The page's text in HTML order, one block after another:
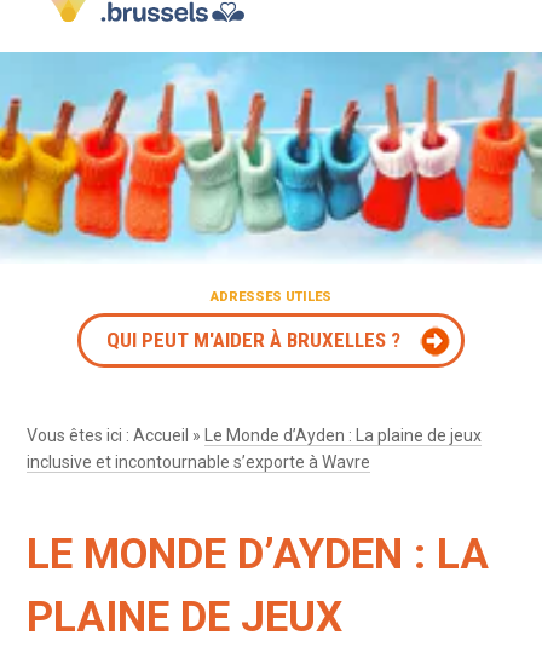
ADRESSES UTILES
QUI PEUT M'AIDER À BRUXELLES ?
Vous êtes ici :Accueil »
Le Monde d’Ayden : La plaine de jeux
inclusive et incontournable s’exporte à Wavre
LE MONDE D’AYDEN : LA
PLAINE DE JEUX